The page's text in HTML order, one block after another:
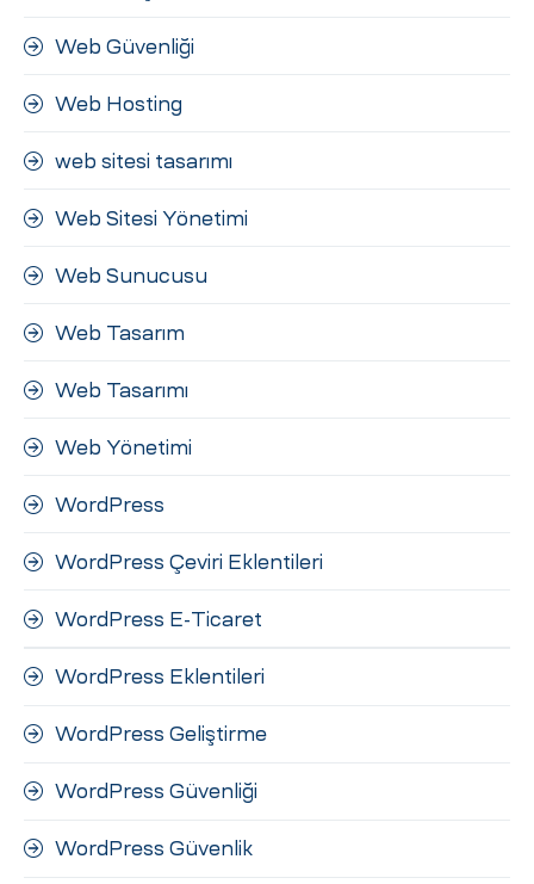
Web Güvenliği
Web Hosting
web sitesi tasarımı
Web Sitesi Yönetimi
Web Sunucusu
Web Tasarım
Web Tasarımı
Web Yönetimi
WordPress
WordPress Çeviri Eklentileri
WordPress E-Ticaret
WordPress Eklentileri
WordPress Geliştirme
WordPress Güvenliği
WordPress Güvenlik